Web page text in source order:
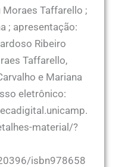
Moraes Taffarello ;
; apresentação:
Ribeiro
Taffarello,
e Mariana
eletrônico:
material/?
isbn978658